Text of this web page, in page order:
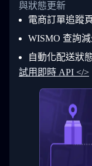
28
29
30
31
33
34
        ]
      }
  }
}
與狀態更新
電商訂單追蹤
WISMO 查詢
自動化配送狀
試用即時 API </>